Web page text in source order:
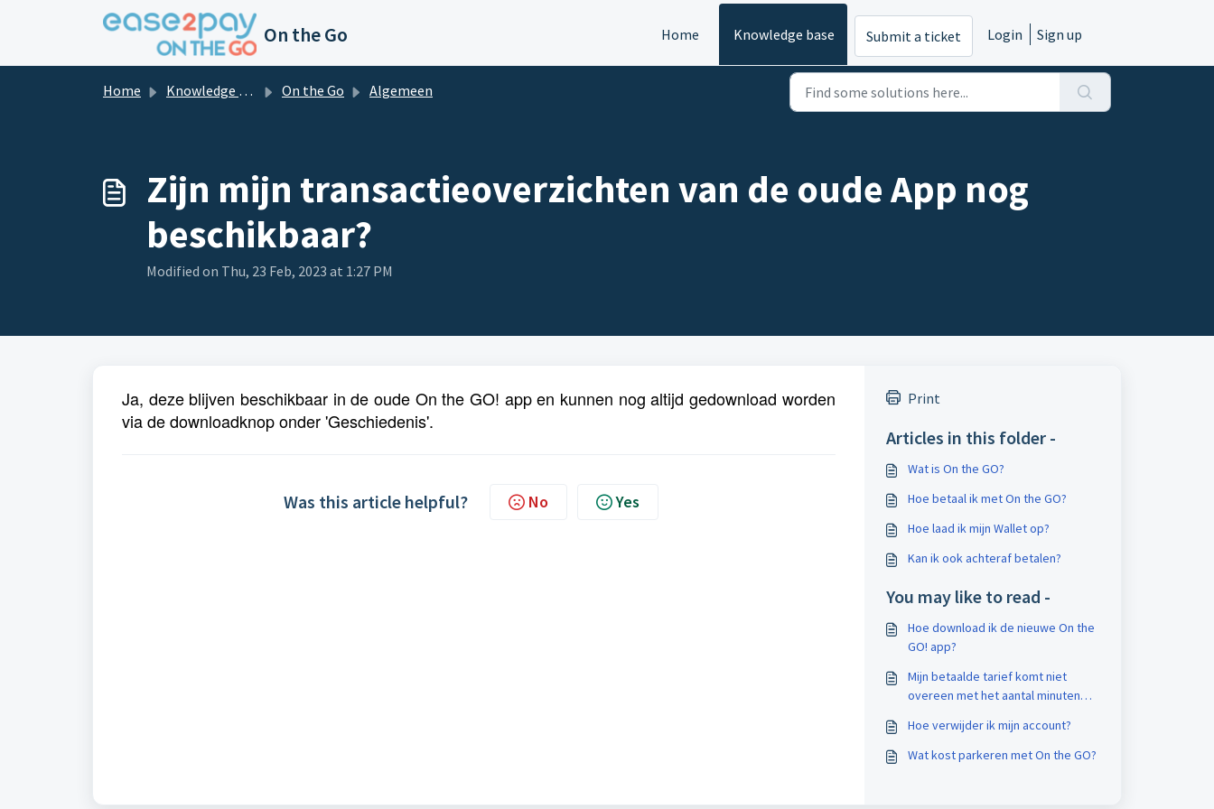
Skip to main content
On the Go Home Knowledge base Submit a ticket Login Sign up
Home Knowledge base On the Go Algemeen
Zijn mijn transactieoverzichten van de oude App nog
beschikbaar?
Modified on Thu, 23 Feb, 2023 at 1:27 PM
Ja, deze blijven beschikbaar in de oude On the GO! app en kunnen nog altijd gedownload worden
via de downloadknop onder 'Geschiedenis'.
Was this article helpful? No Yes
Print
Articles in this folder -
Wat is On the GO?
Hoe betaal ik met On the GO?
Hoe laad ik mijn Wallet op?
Kan ik ook achteraf betalen?
You may like to read -
Hoe download ik de nieuwe On the
GO! app?
Mijn betaalde tarief komt niet
overeen met het aantal minuten
uurtarief van de gemeente, hoe
kan dit?
Hoe verwijder ik mijn account?
Wat kost parkeren met On the GO?